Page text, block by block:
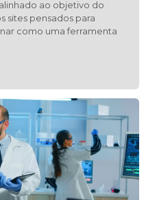
ao objetivo do
sites pensados para
como uma ferramenta